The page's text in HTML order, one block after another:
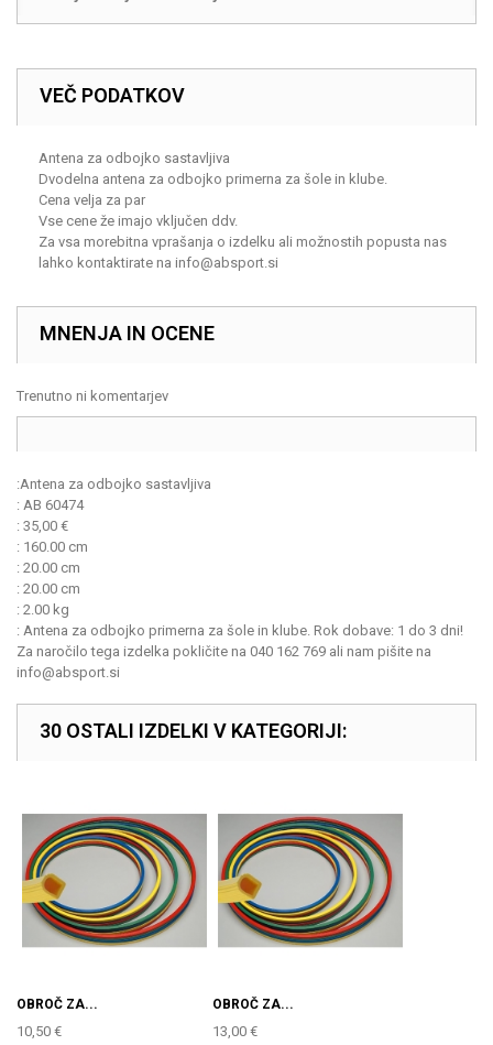
VEČ PODATKOV
Antena za odbojko sastavljiva
Dvodelna antena za odbojko primerna za šole in klube.
Cena velja za par
Vse cene že imajo vključen ddv.
Za vsa morebitna vprašanja o izdelku ali možnostih popusta nas
lahko kontaktirate na info@absport.si
MNENJA IN OCENE
Trenutno ni komentarjev
:Antena za odbojko sastavljiva
: AB 60474
: 35,00 €
: 160.00 cm
: 20.00 cm
: 20.00 cm
: 2.00 kg
: Antena za odbojko primerna za šole in klube. Rok dobave: 1 do 3 dni!
Za naročilo tega izdelka pokličite na 040 162 769 ali nam pišite na
info@absport.si
30 OSTALI IZDELKI V KATEGORIJI:
OBROČ ZA...
10,50 €
OBROČ ZA...
13,00 €